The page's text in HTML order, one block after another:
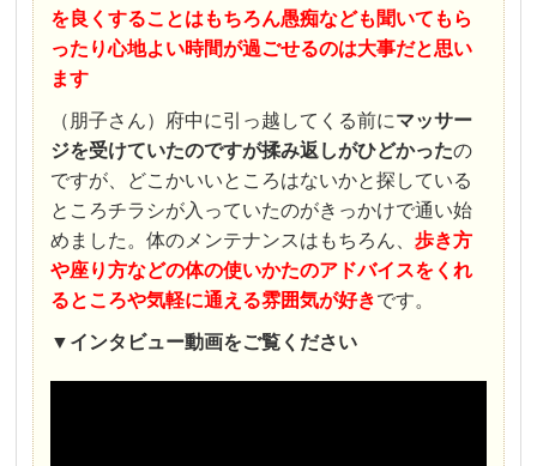
を良くすることはもちろん愚痴なども聞いてもら
ったり心地よい時間が過ごせるのは大事だと思い
ます
（朋子さん）府中に引っ越してくる前にマッサー
ジを受けていたのですが揉み返しがひどかったの
ですが、どこかいいところはないかと探している
ところチラシが入っていたのがきっかけで通い始
めました。体のメンテナンスはもちろん、歩き方
や座り方などの体の使いかたのアドバイスをくれ
るところや気軽に通える雰囲気が好きです。
▼ インタビュー動画をご覧ください